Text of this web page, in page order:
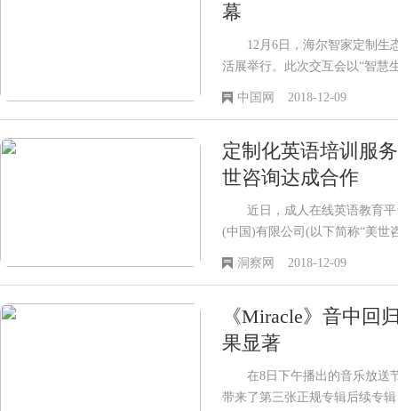
幕
12月6日，海尔智家定制生
活展举行。此次交互会以“智慧
130余名创客代表，旨在探讨人
中国网 2018-12-09
定制化英语培训服
世咨询达成合作
近日，成人在线英语教育平
(中国)有限公司(以下简称“美世
询提供针对垂直行业的定制化
洞察网 2018-12-09
《Miracle》音中回
果显著
在8日下午播出的音乐放送节
带来了第三张正规专辑后续专